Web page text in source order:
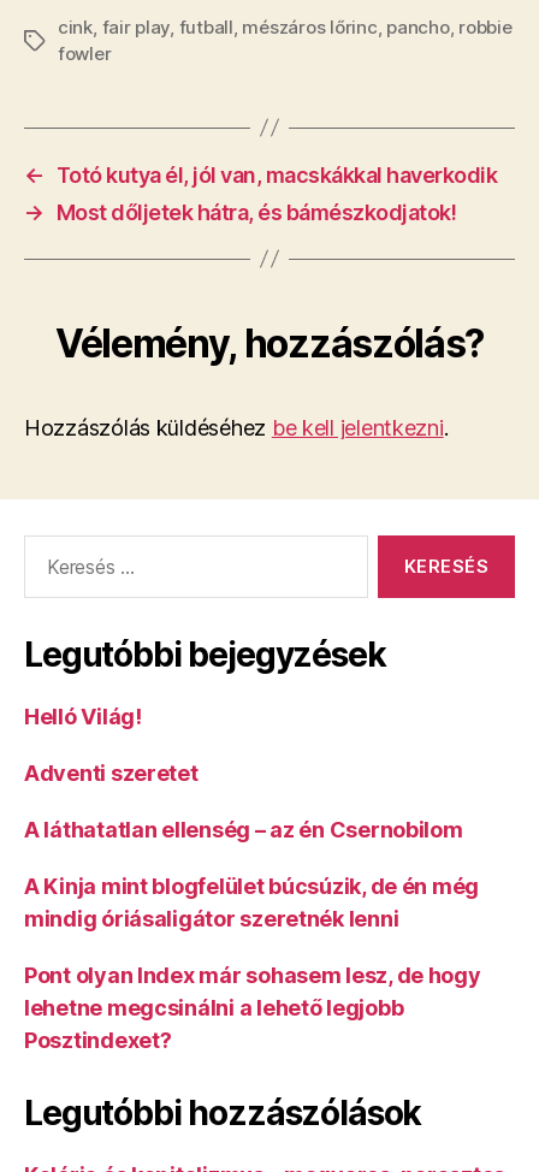
Címkék
cink, fair play, futball, mészáros lőrinc, pancho, robbie
fowler
←
Totó kutya él, jól van, macskákkal haverkodik
→
Most dőljetek hátra, és bámészkodjatok!
Vélemény, hozzászólás?
Hozzászólás küldéséhez be kell jelentkezni.
Legutóbbi bejegyzések
Helló Világ!
Adventi szeretet
A láthatatlan ellenség – az én Csernobilom
A Kinja mint blogfelület búcsúzik, de én még
mindig óriásaligátor szeretnék lenni
Pont olyan Index már sohasem lesz, de hogy
lehetne megcsinálni a lehető legjobb
Posztindexet?
Legutóbbi hozzászólások